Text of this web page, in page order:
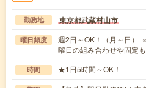
勤務地 東京都武蔵村山市
曜日頻度
週2日～OK！（月～日）
曜日の組み合わせや固定も
時間 ★1日5時間～OK！